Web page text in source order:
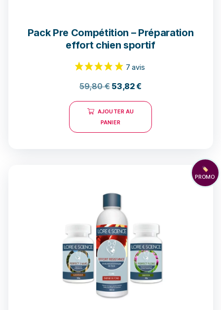
Pack Pre Compétition – Préparation
effort chien sportif
7 avis
59,80€ 53,82€
AJOUTER AU
PANIER
🏷️
PROMO